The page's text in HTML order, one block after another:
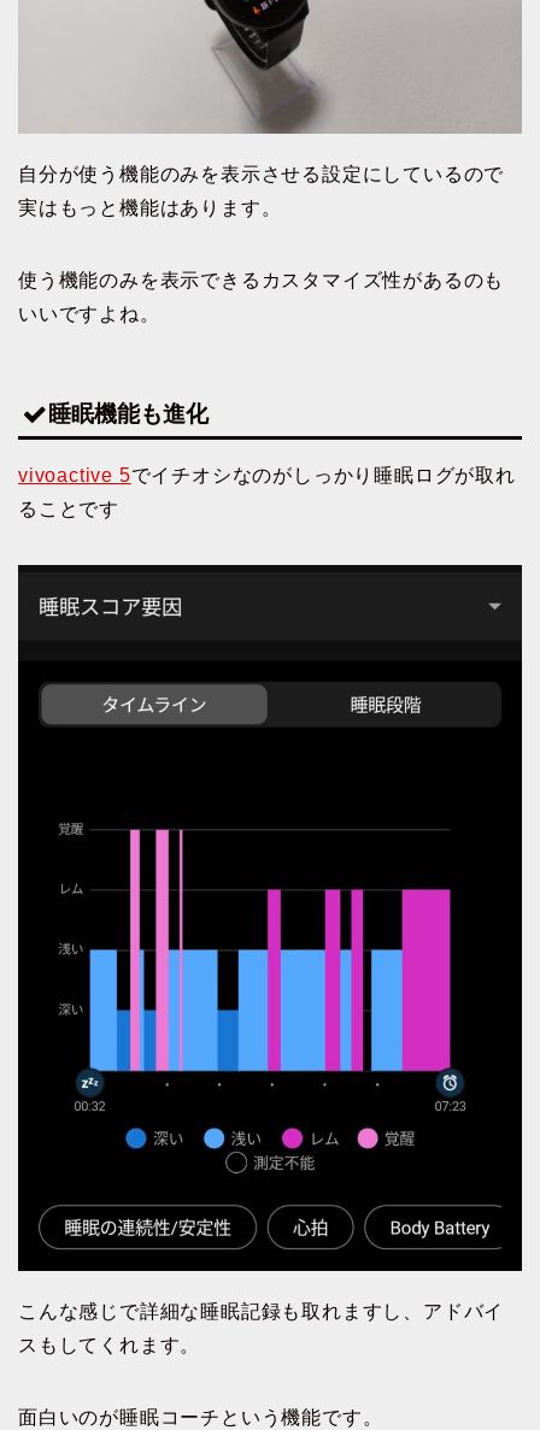
自分が使う機能のみを表示させる設定にしているので
実はもっと機能はあります。
使う機能のみを表示できるカスタマイズ性があるのも
いいですよね。
睡眠機能も進化
vivoactive 5でイチオシなのがしっかり睡眠ログが取れ
ることです
こんな感じで詳細な睡眠記録も取れますし、アドバイ
スもしてくれます。
面白いのが睡眠コーチという機能です。